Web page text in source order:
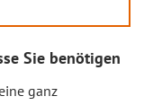
Sie benötigen
ganz